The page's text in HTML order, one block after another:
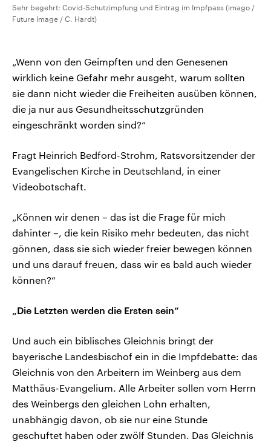
Sehr begehrt: Covid-Schutzimpfung und Eintrag im Impfpass (imago /
Future Image / C. Hardt)
„Wenn von den Geimpften und den Genesenen
wirklich keine Gefahr mehr ausgeht, warum sollten
sie dann nicht wieder die Freiheiten ausüben können,
die ja nur aus Gesundheitsschutzgründen
eingeschränkt worden sind?“
Fragt Heinrich Bedford-Strohm, Ratsvorsitzender der
Evangelischen Kirche in Deutschland, in einer
Videobotschaft.
„Können wir denen – das ist die Frage für mich
dahinter –, die kein Risiko mehr bedeuten, das nicht
gönnen, dass sie sich wieder freier bewegen können
und uns darauf freuen, dass wir es bald auch wieder
können?“
„Die Letzten werden die Ersten sein“
Und auch ein biblisches Gleichnis bringt der
bayerische Landesbischof ein in die Impfdebatte: das
Gleichnis von den Arbeitern im Weinberg aus dem
Matthäus-Evangelium. Alle Arbeiter sollen vom Herrn
des Weinbergs den gleichen Lohn erhalten,
unabhängig davon, ob sie nur eine Stunde
geschuftet haben oder zwölf Stunden. Das Gleichnis